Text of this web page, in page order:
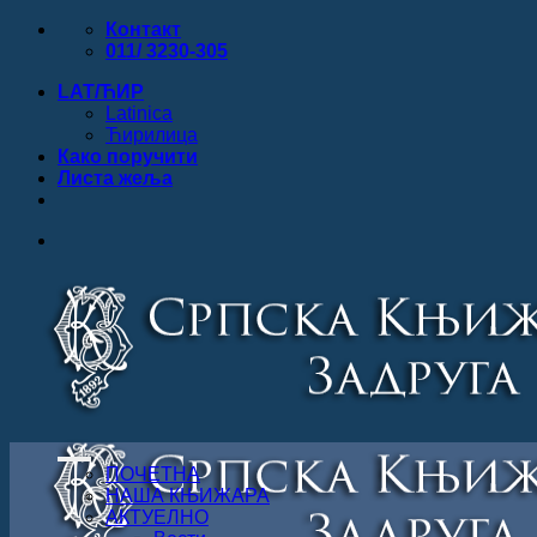
Прескочи
Контакт
011/ 3230-305
LAT/ЋИР
Latinica
Ћирилица
Како поручити
Листa жеља
ПОЧЕТНА
НАША КЊИЖАРА
АКТУЕЛНО